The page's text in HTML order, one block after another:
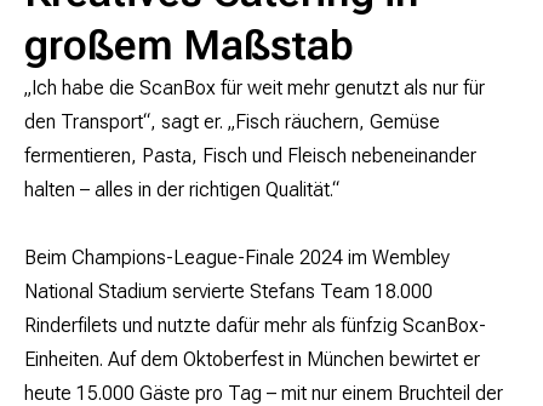
großem Maßstab
„Ich habe die ScanBox für weit mehr genutzt als nur für
den Transport“, sagt er. „Fisch räuchern, Gemüse
fermentieren, Pasta, Fisch und Fleisch nebeneinander
halten – alles in der richtigen Qualität.“
Beim Champions-League-Finale 2024 im Wembley
National Stadium servierte Stefans Team 18.000
Rinderfilets und nutzte dafür mehr als fünfzig ScanBox-
Einheiten. Auf dem Oktoberfest in München bewirtet er
heute 15.000 Gäste pro Tag – mit nur einem Bruchteil der